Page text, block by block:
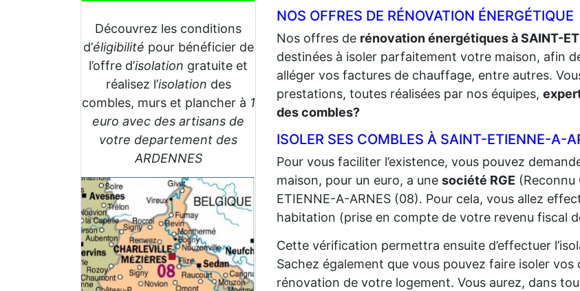
Découvrez les conditions
d’éligibilité pour bénéficier de
l’offre d’isolation gratuite et
réalisez l’isolation des
combles, murs et plancher à 1
euro avec des artisans de
votre departement des
ARDENNES
NOS OFFRES DE RÉNOVATION ÉNERGÉTIQUE
Nos offres de rénovation énergétiques à SAINT-
destinées à isoler parfaitement votre maison, afin
alléger vos factures de chauffage, entre autres.
prestations, toutes réalisées par nos équipes,
des combles?
ISOLER SES COMBLES À SAINT-ETIENNE-A-
Pour vous faciliter l’existence, vous pouvez
maison, pour un euro, a une société RGE (Reconnu
ETIENNE-A-ARNES (08). Pour cela, vous allez
habitation (prise en compte de votre revenu fiscal
Cette vérification permettra ensuite d’effectuer
Sachez également que vous pouvez faire isoler
rénovation de votre logement. Vous aurez, dans